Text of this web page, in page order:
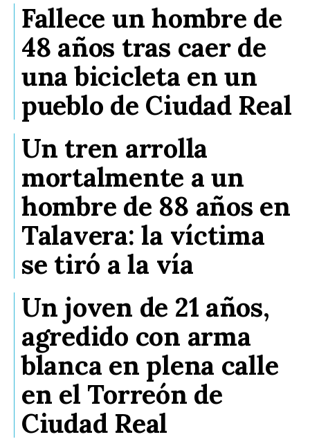
Fallece un hombre de
48 años tras caer de
una bicicleta en un
pueblo de Ciudad Real
Un tren arrolla
mortalmente a un
hombre de 88 años en
Talavera: la víctima
se tiró a la vía
Un joven de 21 años,
agredido con arma
blanca en plena calle
en el Torreón de
Ciudad Real